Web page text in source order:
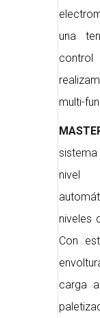
una
control
multi-
nivel
niveles
Con
carga